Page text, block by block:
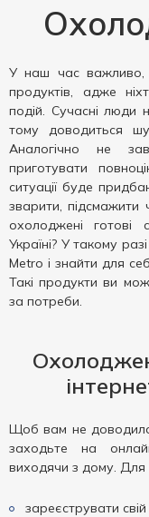
У наш час важливо,
продуктів, адже
подій. Сучасні люди
тому доводиться
Аналогічно не
приготувати
ситуації буде
зварити, підсмажити
охолоджені готові
Україні? У такому
Metro і знайти для
Такі продукти ви
за потреби.
Щоб вам не
заходьте на
виходячи з дому. Для
зареєструвати